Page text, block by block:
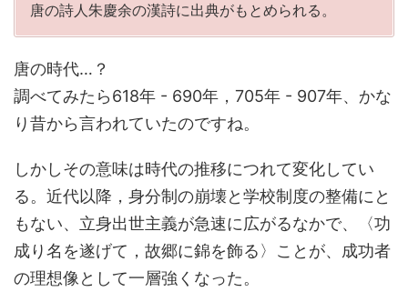
唐の詩人朱慶余の漢詩に出典がもとめられる。
唐の時代…？
調べてみたら618年 - 690年，705年 - 907年、かな
り昔から言われていたのですね。
しかしその意味は時代の推移につれて変化してい
る。近代以降，身分制の崩壊と学校制度の整備にと
もない、立身出世主義が急速に広がるなかで、〈功
成り名を遂げて，故郷に錦を飾る〉ことが、成功者
の理想像として一層強くなった。